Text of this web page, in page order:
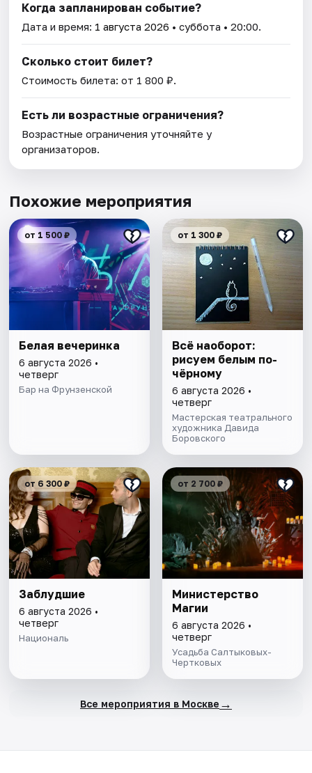
Когда запланирован событие?
Дата и время: 1 августа 2026 • суббота • 20:00.
Сколько стоит билет?
Стоимость билета: от 1 800 ₽.
Есть ли возрастные ограничения?
Возрастные ограничения уточняйте у
организаторов.
Похожие мероприятия
от 1 500 ₽
Белая вечеринка
6 августа 2026 •
четверг
Бар на Фрунзенской
от 1 300 ₽
Всё наоборот:
рисуем белым по-
чёрному
6 августа 2026 •
четверг
Мастерская театрального
художника Давида
Боровского
от 6 300 ₽
Заблудшие
6 августа 2026 •
четверг
Националь
от 2 700 ₽
Министерство
Магии
6 августа 2026 •
четверг
Усадьба Салтыковых-
Чертковых
Все мероприятия в Москве →